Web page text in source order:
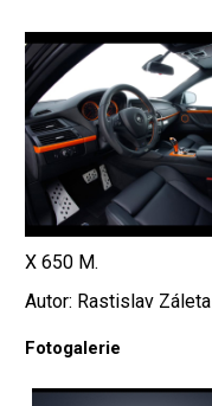
X 650 M.
Autor: Rastislav Záleta
Fotogalerie